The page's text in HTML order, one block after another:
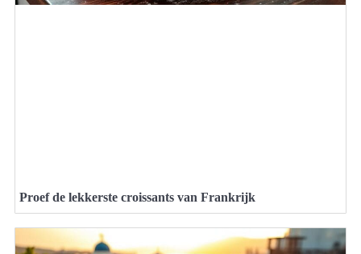
Proef de lekkerste croissants van Frankrijk